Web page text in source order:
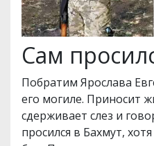
Сам
Побратим Ярослава
его могиле. Приносит
сдерживает слез и
просился в Бахмут,